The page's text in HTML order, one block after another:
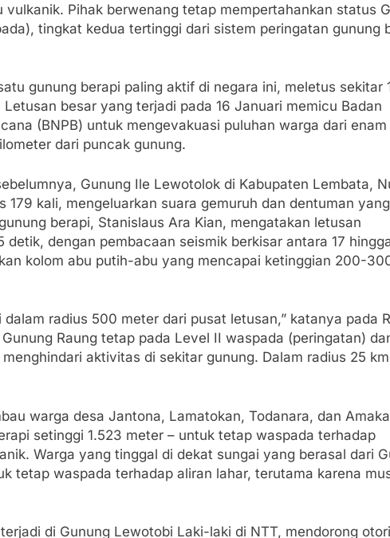
vulkanik. Pihak berwenang tetap mempertahankan status
tingkat kedua tertinggi dari sistem peringatan gunung
gunung berapi paling aktif di negara ini, meletus sekitar
besar yang terjadi pada 16 Januari memicu Badan
(BNPB) untuk mengevakuasi puluhan warga dari enam
dari puncak gunung.
Gunung Ile Lewotolok di Kabupaten Lembata,
179 kali, mengeluarkan suara gemuruh dan dentuman
berapi, Stanislaus Ara Kian, mengatakan letusan
detik, dengan pembacaan seismik berkisar antara 17
kolom abu putih-abu yang mencapai ketinggian 200-
radius 500 meter dari pusat letusan,” katanya pada
Raung tetap pada Level II waspada (peringatan)
aktivitas di sekitar gunung. Dalam radius 25
warga desa Jantona, Lamatokan, Todanara, dan
setinggi 1.523 meter – untuk tetap waspada terhadap
Warga yang tinggal di dekat sungai yang berasal dari
tetap waspada terhadap aliran lahar, terutama karena
di Gunung Lewotobi Laki-laki di NTT, mendorong